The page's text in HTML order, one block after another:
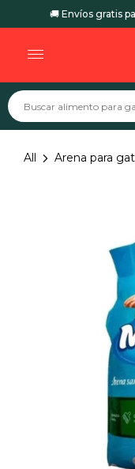
🚚 Envíos gratis
All Arena para